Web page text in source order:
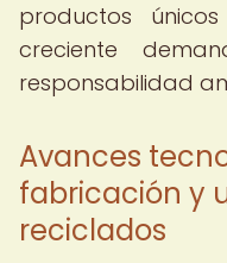
productos
creciente
responsabilidad
Avances
fabricación y
reciclados